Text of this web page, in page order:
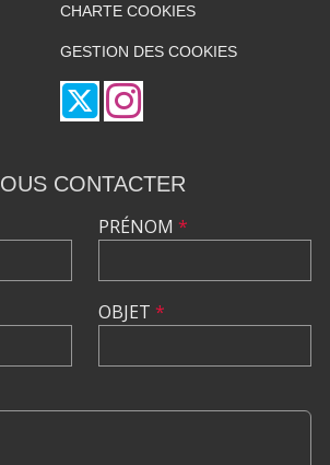
CHARTE COOKIES
GESTION DES COOKIES
CONTACTER
PRÉNOM *
OBJET *